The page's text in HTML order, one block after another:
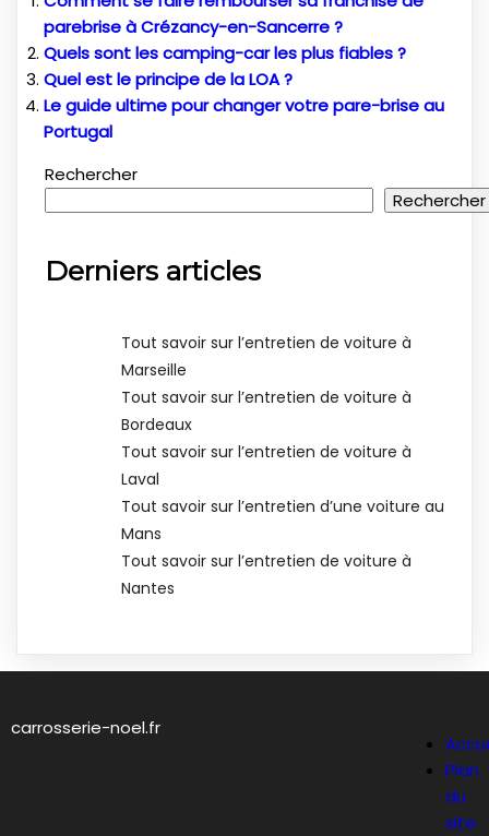
parebrise à Crézancy-en-Sancerre ?
Quels sont les camping-car les plus fiables ?
Quel est le principe de la LOA ?
Le guide ultime pour changer votre pare-brise au
Portugal
Rechercher
Rechercher
Derniers articles
Tout savoir sur l’entretien de voiture à
Marseille
Tout savoir sur l’entretien de voiture à
Bordeaux
Tout savoir sur l’entretien de voiture à
Laval
Tout savoir sur l’entretien d’une voiture au
Mans
Tout savoir sur l’entretien de voiture à
Nantes
carrosserie-noel.fr
Plan
du
site